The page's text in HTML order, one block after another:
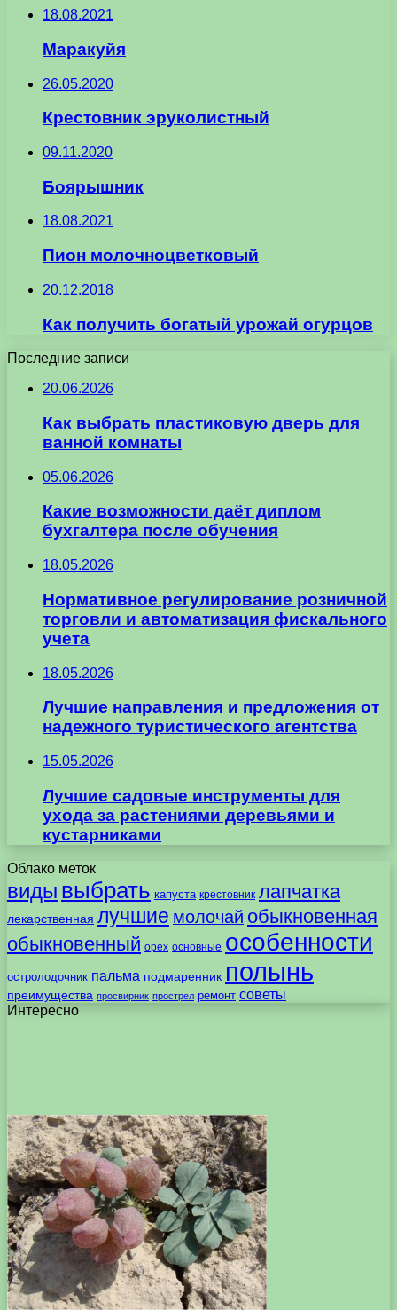
18.08.2021
Маракуйя
26.05.2020
Крестовник эруколистный
09.11.2020
Боярышник
18.08.2021
Пион молочноцветковый
20.12.2018
Как получить богатый урожай огурцов
Последние записи
20.06.2026
Как выбрать пластиковую дверь для
ванной комнаты
05.06.2026
Какие возможности даёт диплом
бухгалтера после обучения
18.05.2026
Нормативное регулирование розничной
торговли и автоматизация фискального
учета
18.05.2026
Лучшие направления и предложения от
надежного туристического агентства
15.05.2026
Лучшие садовые инструменты для
ухода за растениями деревьями и
кустарниками
Облако меток
виды выбрать капуста крестовник лапчатка
лекарственная лучшие молочай обыкновенная
обыкновенный орех основные особенности
остролодочник пальма подмаренник полынь
преимущества просвирник прострел ремонт советы
Интересно